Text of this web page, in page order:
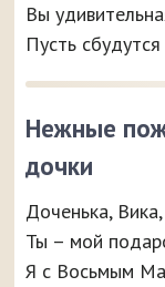
Вы
Пусть
Нежные
дочки
Доченька,
Ты – мой
Я с Восьмым